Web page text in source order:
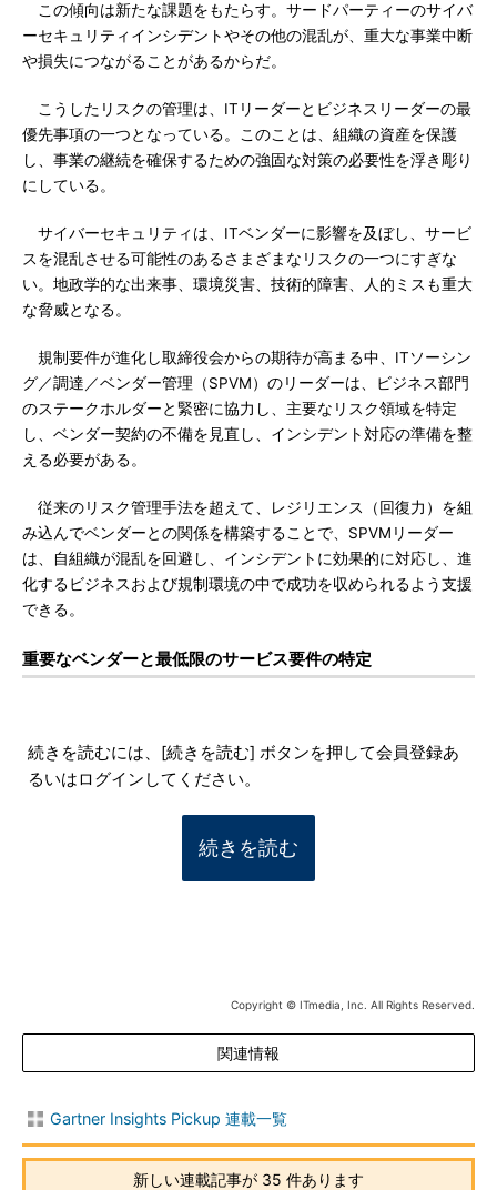
この傾向は新たな課題をもたらす。サードパーティーのサイバ
ーセキュリティインシデントやその他の混乱が、重大な事業中断
や損失につながることがあるからだ。
こうしたリスクの管理は、ITリーダーとビジネスリーダーの最
優先事項の一つとなっている。このことは、組織の資産を保護
し、事業の継続を確保するための強固な対策の必要性を浮き彫り
にしている。
サイバーセキュリティは、ITベンダーに影響を及ぼし、サービ
スを混乱させる可能性のあるさまざまなリスクの一つにすぎな
い。地政学的な出来事、環境災害、技術的障害、人的ミスも重大
な脅威となる。
規制要件が進化し取締役会からの期待が高まる中、ITソーシン
グ／調達／ベンダー管理（SPVM）のリーダーは、ビジネス部門
のステークホルダーと緊密に協力し、主要なリスク領域を特定
し、ベンダー契約の不備を見直し、インシデント対応の準備を整
える必要がある。
従来のリスク管理手法を超えて、レジリエンス（回復力）を組
み込んでベンダーとの関係を構築することで、SPVMリーダー
は、自組織が混乱を回避し、インシデントに効果的に対応し、進
化するビジネスおよび規制環境の中で成功を収められるよう支援
できる。
重要なベンダーと最低限のサービス要件の特定
続きを読むには、[続きを読む] ボタンを押して会員登録あ
るいはログインしてください。
続きを読む
Copyright © ITmedia, Inc. All Rights Reserved.
関連情報
Gartner Insights Pickup 連載一覧
新しい連載記事が 35 件あります